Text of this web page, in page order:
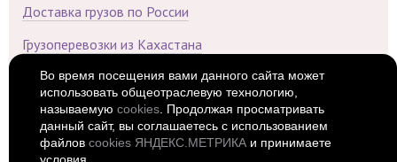
Доставка грузов по России
Грузоперевозки из Кахастана
Доставка грузов из Китая
Доставка грузов из Беларуси
Во время посещения вами данного сайта может
использовать общеотраслевую технологию,
называемую cookies . Продолжая просматривать
данный сайт, вы соглашаетесь с использованием
файлов cookies ЯНДЕКС.МЕТРИКА и принимаете